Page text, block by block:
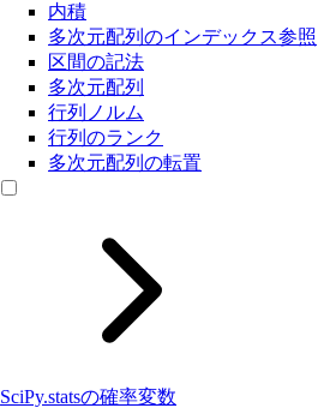
内積
多次元配列のインデックス参照
区間の記法
多次元配列
行列ノルム
行列のランク
多次元配列の転置
SciPy.statsの確率変数